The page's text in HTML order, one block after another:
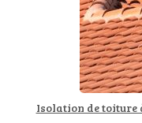
Isolation de toiture